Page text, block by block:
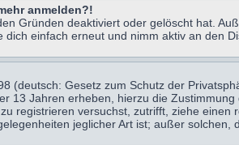
anmelden?!
Gründen deaktiviert oder gelöscht hat.
einfach erneut und nimm aktiv an den
(deutsch: Gesetz zum Schutz der
13 Jahren erheben, hierzu die
registrieren versuchst, zutrifft, ziehe
jeglicher Art ist; außer solchen,